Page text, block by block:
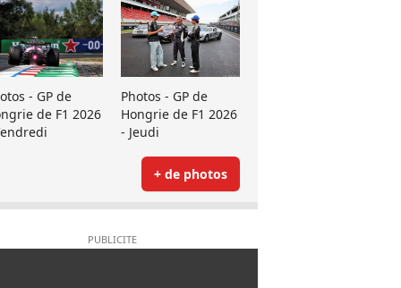
- GP de
de F1 2026
Photos - GP de
Hongrie de F1 2026
- Jeudi
+ de photos